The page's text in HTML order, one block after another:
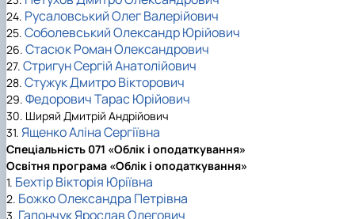
24. Русаловський Олег Валерійович
25. Соболевський Олександр Юрійович
26. Стасюк Роман Олександрович
27. Стригун Сергій Анатолійович
28. Стужук Дмитро Вікторович
29. Федорович Тарас Юрійович
30. Ширяй Дмитрій Андрійович
31. Ященко Аліна Сергіївна
Спеціальність 071 «Облік і оподаткування»
Освітня програма «Облік і оподаткування»
1. Бехтір Вікторія Юріївна
2. Божко Олександра Петрівна
3. Гапончук Ярослав Олегович